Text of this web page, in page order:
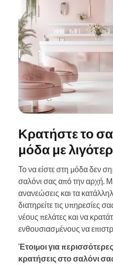
Κρατήστε το
μόδα με
Το να είστε στη μόδα δεν
σαλόνι σας από την αρχή.
ανανεώσεις και τα
διατηρείτε τις υπηρεσίες
νέους πελάτες και να
ενθουσιασμένους να
Έτοιμοι για
κρατήσεις στο σαλόνι